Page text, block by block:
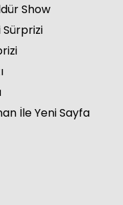
Show
İle Yeni Sayfa